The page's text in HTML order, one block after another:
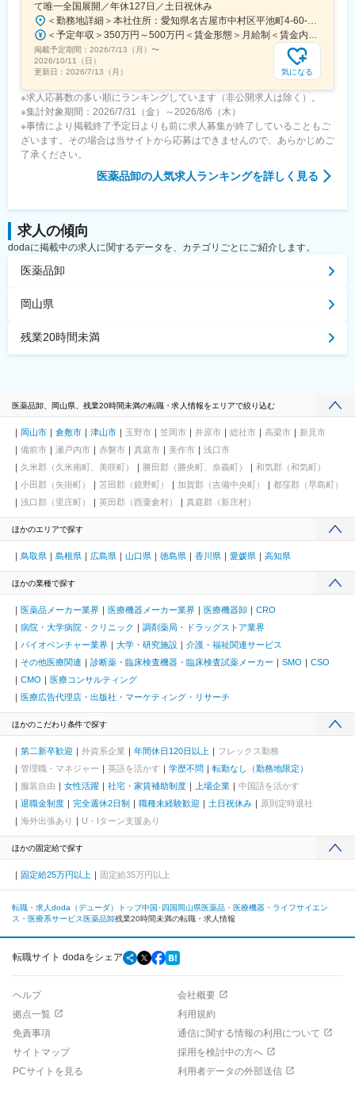
て唯一全国展開／年休127日／土日祝休み
＜勤務地詳細＞本社住所：愛知県名古屋市中村区平池町4-60-12 グローバルゲート27F受動喫煙対策：敷地内喫煙可能場所あり変更の範囲：無
＜予定年収＞350万円～500万円＜賃金形態＞月給制＜賃金内訳＞月額（基本給）：250,000円～357,000円＜月給＞250,000円～357,000円＜昇給有無＞有＜残業手当＞有＜給与補足＞昇給：年１回（３月）賞与：年２回（6月、12月）※経験、スキルに応じて相談のうえ決定いたします※残業手当は別途支給30歳年収：350万円／月給25万円+賞与35歳年収：400万円／月給28.5万円+賞与賃金はあくまでも目安の金額であり、選考を通じて上下する可能性があります。月給(月額)は固定手当を含めた表記です。
掲載予定期間： 2026/7/13（月） 〜
2026/10/11（日）
更新日： 2026/7/13（月） 気になる
※求人応募数の多い順にランキングしています（非公開求人は除く）。
※集計対象期間：2026/7/31（金）～2026/8/6（木）
※事情により掲載終了予定日よりも前に求人募集が終了していることもご
ざいます。その場合は当サイトから応募はできませんので、あらかじめご
了承ください。
医薬品卸の人気求人ランキングを詳しく見る
求人の傾向
dodaに掲載中の求人に関するデータを、カテゴリごとにご紹介します。
医薬品卸
岡山県
残業20時間未満
医薬品卸、岡山県、残業20時間未満の転職・求人情報をエリアで絞り込む
岡山市 倉敷市 津山市 玉野市 笠岡市 井原市 総社市 高梁市
新見市
備前市
瀬戸内市 赤磐市 真庭市 美作市
浅口市
久米郡（久米南町、美咲町）
勝田郡（勝央町、奈義町）
和気郡（和気町）
小田郡（矢掛町）
苫田郡（鏡野町） 加賀郡（吉備中央町）
都窪郡（早島町）
浅口郡（里庄町）
英田郡（西粟倉村） 真庭郡（新庄村）
ほかのエリアで探す
鳥取県 島根県 広島県 山口県 徳島県 香川県 愛媛県 高知県
ほかの業種で探す
医薬品メーカー業界 医療機器メーカー業界 医療機器卸
CRO
病院・大学病院・クリニック
調剤薬局・ドラッグストア業界
バイオベンチャー業界
大学・研究施設
介護・福祉関連サービス
その他医療関連
診断薬・臨床検査機器・臨床検査試薬メーカー SMO
CSO
CMO
医療コンサルティング
医療広告代理店・出版社・マーケティング・リサーチ
ほかのこだわり条件で探す
第二新卒歓迎 外資系企業 年間休日120日以上
フレックス勤務
管理職・マネジャー
英語を活かす 学歴不問
転勤なし（勤務地限定）
服装自由
女性活躍 社宅・家賃補助制度 上場企業
中国語を活かす
退職金制度
完全週休2日制 職種未経験歓迎 土日祝休み
原則定時退社
海外出張あり
U・Iターン支援あり
ほかの固定給で探す
固定給25万円以上 固定給35万円以上
転職・求人doda（デューダ）トップ中国･四国 岡山県医薬品・医療機器・ライフサイエン
ス・医療系サービス 医薬品卸残業20時間未満の転職・求人情報
転職サイト dodaをシェア
ヘルプ
会社概要
拠点一覧
利用規約
免責事項
通信に関する情報の利用について
サイトマップ
採用を検討中の方へ
PCサイトを見る
利用者データの外部送信